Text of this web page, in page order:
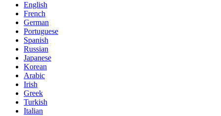
English
French
German
Portuguese
Spanish
Russian
Japanese
Korean
Arabic
Irish
Greek
Turkish
Italian